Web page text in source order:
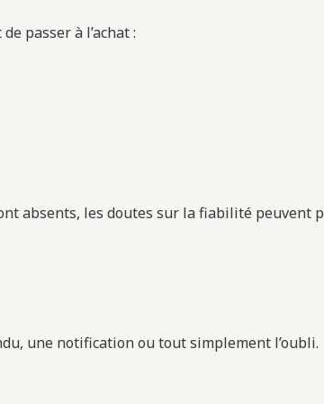
passer à l’achat :
absents, les doutes sur la fiabilité peuvent
une notification ou tout simplement l’oubli.